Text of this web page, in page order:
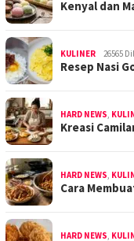
Kenyal dan
KULINER 26565
Resep Nasi
HARD NEWS
Kreasi
HARD NEWS
Cara
HARD NEWS